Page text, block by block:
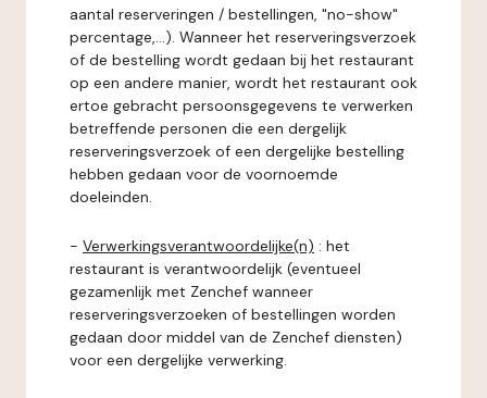
aantal reserveringen / bestellingen, "no-show"
percentage,...). Wanneer het reserveringsverzoek
of de bestelling wordt gedaan bij het restaurant
op een andere manier, wordt het restaurant ook
ertoe gebracht persoonsgegevens te verwerken
betreffende personen die een dergelijk
reserveringsverzoek of een dergelijke bestelling
hebben gedaan voor de voornoemde
doeleinden.
- Verwerkingsverantwoordelijke(n) : het
restaurant is verantwoordelijk (eventueel
gezamenlijk met Zenchef wanneer
reserveringsverzoeken of bestellingen worden
gedaan door middel van de Zenchef diensten)
voor een dergelijke verwerking.